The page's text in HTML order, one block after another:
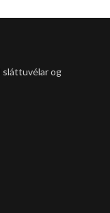
sláttuvélar og